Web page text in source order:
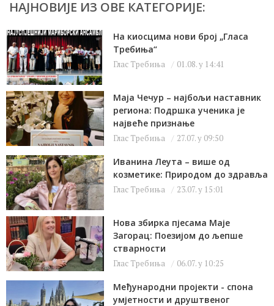
НАЈНОВИЈЕ ИЗ ОВЕ КАТЕГОРИЈЕ:
На киосцима нови број „Гласа
Требиња“
Глас Требиња 01.08. у 14:41
Маја Чечур – најбољи наставник
региона: Подршка ученика је
највеће признање
Глас Требиња 27.07. у 09:50
Иванина Леута – више од
козметике: Природом до здравља
Глас Требиња 23.07. у 15:01
Нова збирка пјесама Маје
Загорац: Поезијом до љепше
стварности
Глас Требиња 06.07. у 10:25
Међународни пројекти - спона
умјетности и друштвеног